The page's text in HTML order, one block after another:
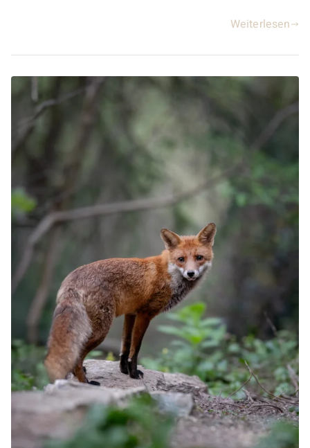
Weiterlesen